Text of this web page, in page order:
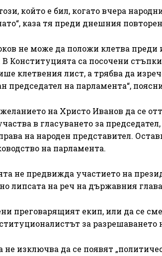
който е бил, когато вчера
каза тя преди днешния
не може да положи клетва преди
Конституцията са посочени
клетвения лист, а трябва да
председател на парламента“,
на Христо Иванов да се
в гласуването за
на народен представител.
на парламента.
не предвижда участието на
липсата на реч на държавния
преговарящият екип, или да се
за разрешаването
не изключва да се появят